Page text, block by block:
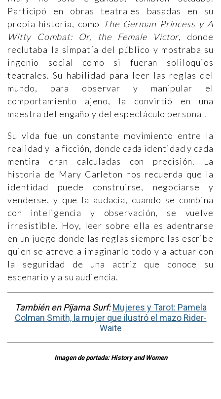
Participó en obras teatrales basadas en su
propia historia, como The German Princess y A
Witty Combat: Or, the Female Victor, donde
reclutaba la simpatía del público y mostraba su
ingenio social como si fueran soliloquios
teatrales. Su habilidad para leer las reglas del
mundo, para observar y manipular el
comportamiento ajeno, la convirtió en una
maestra del engaño y del espectáculo personal.
Su vida fue un constante movimiento entre la
realidad y la ficción, donde cada identidad y cada
mentira eran calculadas con precisión. La
historia de Mary Carleton nos recuerda que la
identidad puede construirse, negociarse y
venderse, y que la audacia, cuando se combina
con inteligencia y observación, se vuelve
irresistible. Hoy, leer sobre ella es adentrarse
en un juego donde las reglas siempre las escribe
quien se atreve a imaginarlo todo y a actuar con
la seguridad de una actriz que conoce su
escenario y a su audiencia.
También en Pijama Surf:Mujeres y Tarot: Pamela
Colman Smith, la mujer que ilustró el mazo Rider-
Waite
Imagen de portada: History and Women